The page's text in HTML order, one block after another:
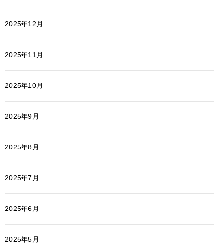
2025年12月
2025年11月
2025年10月
2025年9月
2025年8月
2025年7月
2025年6月
2025年5月